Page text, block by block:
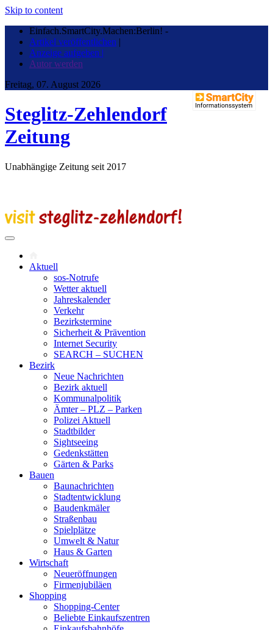
Skip to content
Einfach.SmartCity.Machen:Berlin! -
Artikel veröffentlichen |
Anzeige aufgeben |
Autor werden
Freitag, 07. August 2026
Steglitz-Zehlendorf
Zeitung
Unabhängige Zeitung seit 2017
Aktuell
sos-Notrufe
Wetter aktuell
Jahreskalender
Verkehr
Bezirkstermine
Sicherheit & Prävention
Internet Security
SEARCH – SUCHEN
Bezirk
Neue Nachrichten
Bezirk aktuell
Kommunalpolitik
Ämter – PLZ – Parken
Polizei Aktuell
Stadtbilder
Sightseeing
Gedenkstätten
Gärten & Parks
Bauen
Baunachrichten
Stadtentwicklung
Baudenkmäler
Straßenbau
Spielplätze
Umwelt & Natur
Haus & Garten
Wirtschaft
Neueröffnungen
Firmenjubiläen
Shopping
Shopping-Center
Beliebte Einkaufszentren